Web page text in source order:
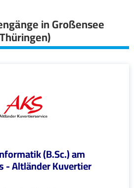
in Großensee
(B.Sc.) am
- Altländer Kuvertier